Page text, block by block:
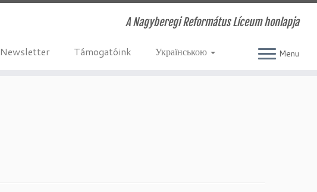
A Nagyberegi Református Líceum honlapja
Menu
Newsletter Támogatóink Українською